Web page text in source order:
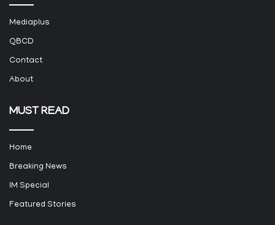
Mediaplus
QBCD
Contact
About
MUST READ
Home
Breaking News
IM Special
Featured Stories